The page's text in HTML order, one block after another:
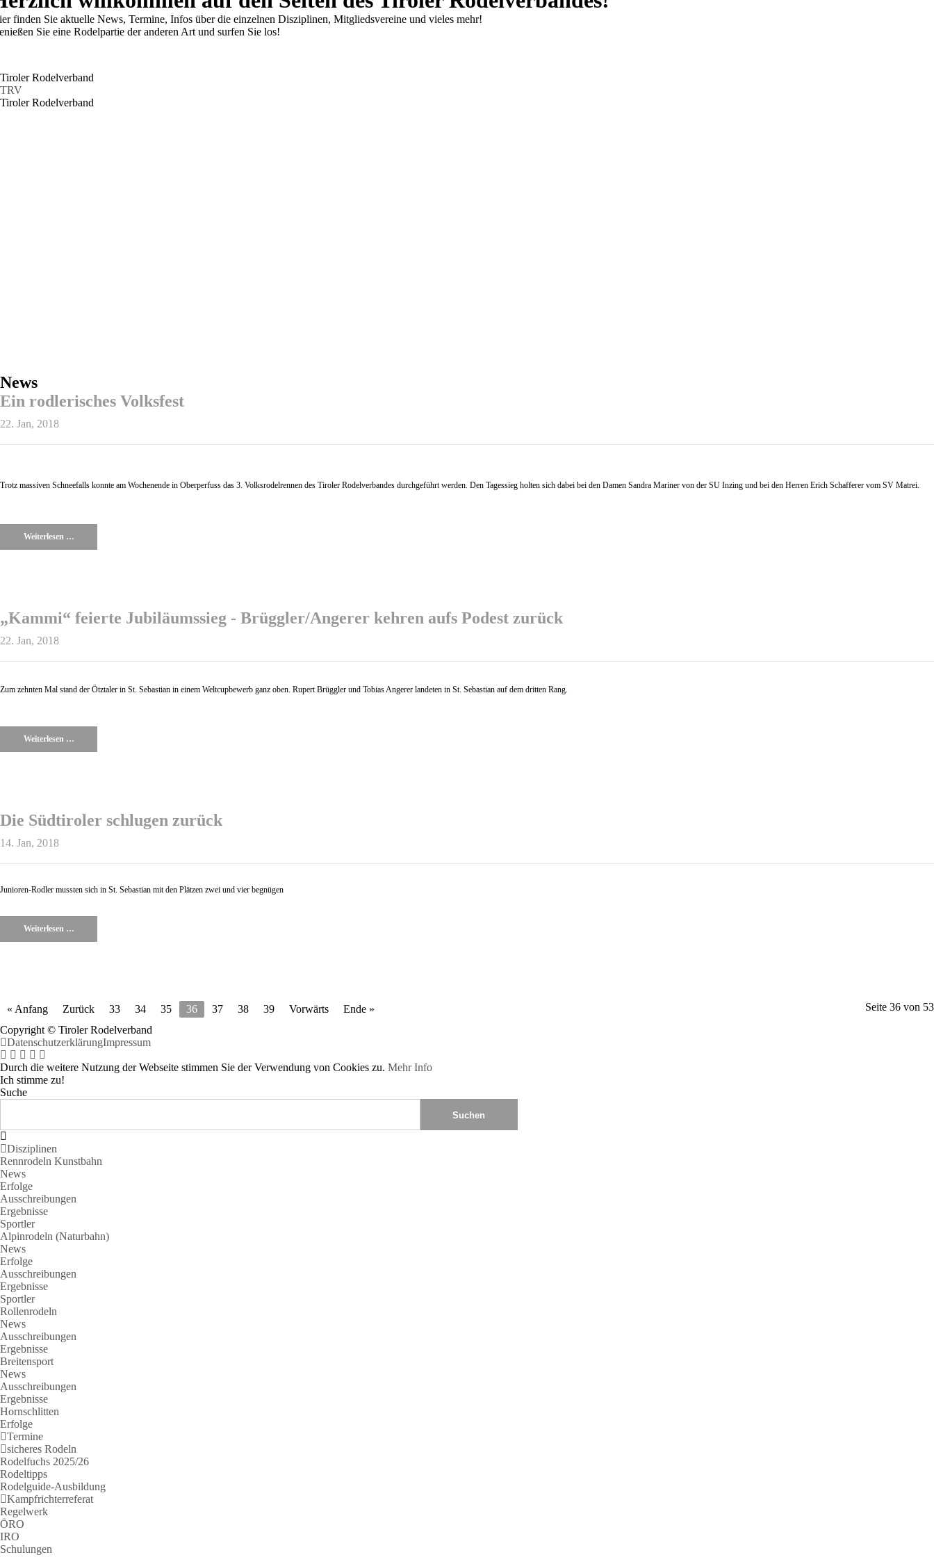
finden Sie aktuelle News, Termine, Infos über die einzelnen Disziplinen, Mitgliedsvereine und vieles mehr!
Sie eine Rodelpartie der anderen Art und surfen Sie los!
Tiroler Rodelverband
TRV
Tiroler Rodelverband
News
Ein rodlerisches Volksfest
22. Jan, 2018
Trotz massiven Schneefalls konnte am Wochenende in Oberperfuss das 3. Volksrodelrennen des Tiroler Rodelverbandes durchgeführt werden. Den Tagessieg holten sich dabei bei den Damen Sandra Mariner von der SU Inzing und bei den Herren Erich Schafferer vom SV Matrei.
Weiterlesen …
„Kammi“ feierte Jubiläumssieg - Brüggler/Angerer kehren aufs Podest zurück
22. Jan, 2018
Zum zehnten Mal stand der Ötztaler in St. Sebastian in einem Weltcupbewerb ganz oben. Rupert Brüggler und Tobias Angerer landeten in St. Sebastian auf dem dritten Rang.
Weiterlesen …
Die Südtiroler schlugen zurück
14. Jan, 2018
Junioren-Rodler mussten sich in St. Sebastian mit den Plätzen zwei und vier begnügen
Weiterlesen …
Seite 36 von 53
« Anfang Zurück 33 34 35 36 37 38 39 Vorwärts
Ende »
Copyright © Tiroler Rodelverband
DatenschutzerklärungImpressum
Durch die weitere Nutzung der Webseite stimmen Sie der Verwendung von Cookies zu. Mehr Info
Ich stimme zu!
Suche
Disziplinen
Rennrodeln Kunstbahn
News
Erfolge
Ausschreibungen
Ergebnisse
Sportler
Alpinrodeln (Naturbahn)
News
Erfolge
Ausschreibungen
Ergebnisse
Sportler
Rollenrodeln
News
Ausschreibungen
Ergebnisse
Breitensport
News
Ausschreibungen
Ergebnisse
Hornschlitten
Erfolge
Termine
sicheres Rodeln
Rodelfuchs 2025/26
Rodeltipps
Rodelguide-Ausbildung
Kampfrichterreferat
Regelwerk
ÖRO
IRO
Schulungen